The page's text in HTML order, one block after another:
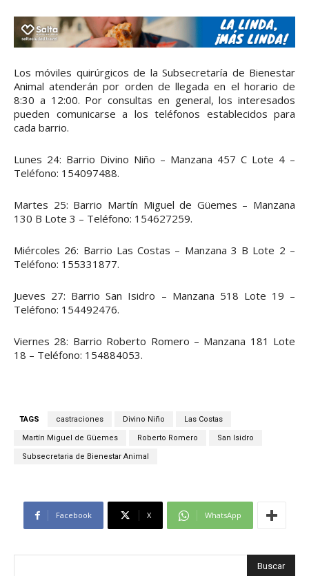
Los móviles quirúrgicos de la Subsecretaría de Bienestar
Animal atenderán por orden de llegada en el horario de
8:30 a 12:00. Por consultas en general, los interesados
pueden comunicarse a los teléfonos establecidos para
cada barrio.
Lunes 24: Barrio Divino Niño – Manzana 457 C Lote 4 –
Teléfono: 154097488.
Martes 25: Barrio Martín Miguel de Güemes – Manzana
130 B Lote 3 – Teléfono: 154627259.
Miércoles 26: Barrio Las Costas – Manzana 3 B Lote 2 –
Teléfono: 155331877.
Jueves 27: Barrio San Isidro – Manzana 518 Lote 19 –
Teléfono: 154492476.
Viernes 28: Barrio Roberto Romero – Manzana 181 Lote
18 – Teléfono: 154884053.
TAGS castraciones Divino Niño Las Costas
Martín Miguel de Güemes Roberto Romero San Isidro
Subsecretaria de Bienestar Animal
Facebook X WhatsApp